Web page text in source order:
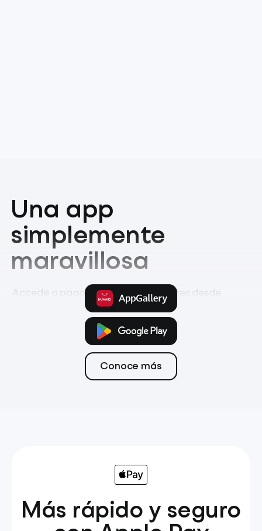
Una app
simplemente
maravillosa
Accede a pagos, ahorro e inversiones desde
Tarjeta Transferencias
Conoce más
Más rápido y seguro